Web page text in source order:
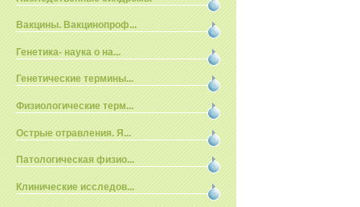
Вакцины. Вакцинопроф...
Генетика- наука о на...
Генетические термины...
Физиологические терм...
Острые отравления. Я...
Патологическая физио...
Клинические исследов...